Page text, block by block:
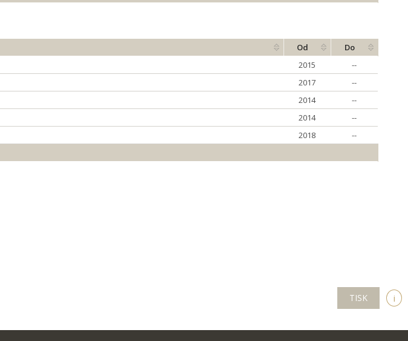
Od
Do
2015
--
2017
--
2014
--
2014
--
2018
--
TISK i